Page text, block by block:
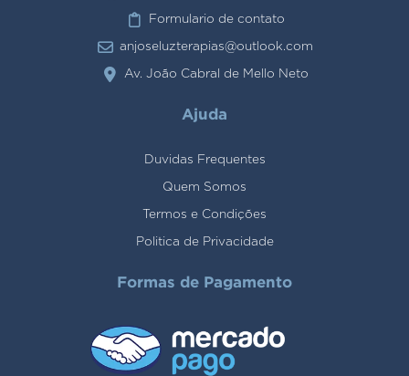
Formulario de contato
anjoseluzterapias@outlook.com
Av. João Cabral de Mello Neto
Ajuda
Duvidas Frequentes
Quem Somos
Termos e Condições
Politica de Privacidade
Formas de Pagamento